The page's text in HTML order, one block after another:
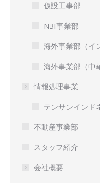
仮設工事部
NBI事業部
海外事業部（イ
海外事業部（中
情報処理事業
テンサンインド
不動産事業部
スタッフ紹介
会社概要